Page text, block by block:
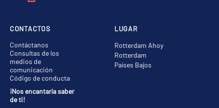
LUGAR
Rotterdam Ahoy
Rotterdam
Países Bajos
CONTACTOS
Contáctanos
Consultas de los
medios de
comunicación
Código de conducta
¡Nos encantaría saber
de ti!